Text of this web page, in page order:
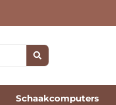
Schaakcomputers